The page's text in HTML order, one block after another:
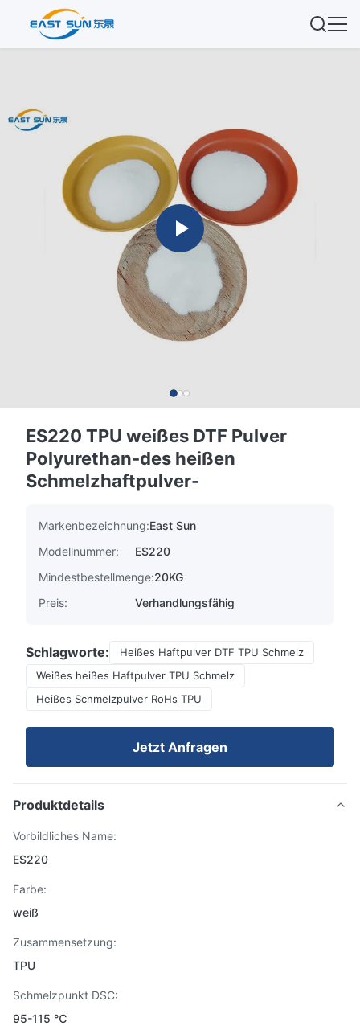
ES220 TPU weißes DTF Pulver
Polyurethan-des heißen
Schmelzhaftpulver-
Markenbezeichnung:East Sun
Modellnummer:
ES220
Mindestbestellmenge:20KG
Preis:
Verhandlungsfähig
Schlagworte:
Heißes Haftpulver DTF TPU Schmelz
Weißes heißes Haftpulver TPU Schmelz
Heißes Schmelzpulver RoHs TPU
Jetzt Anfragen
Produktdetails
Vorbildliches Name:
ES220
Farbe:
weiß
Zusammensetzung:
TPU
Schmelzpunkt DSC:
95-115 ℃